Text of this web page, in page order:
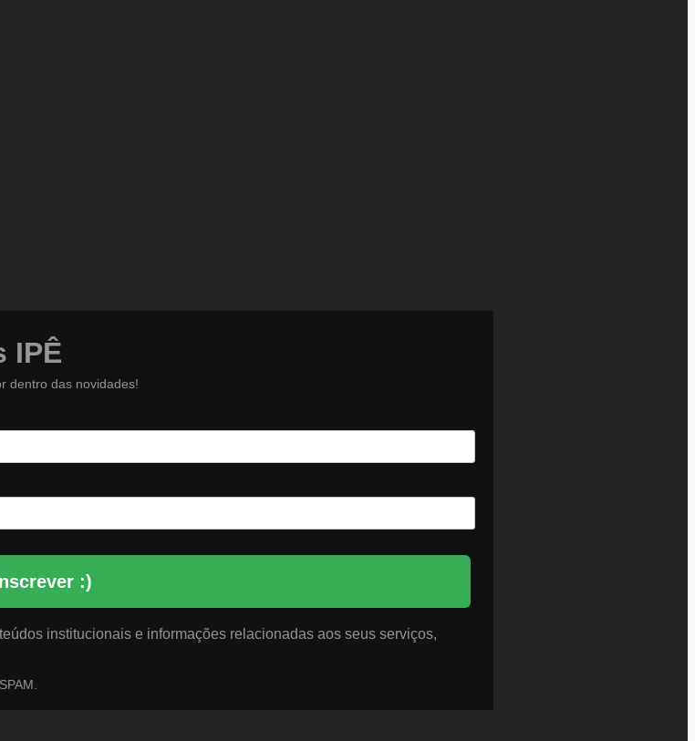
IPÊ
dentro das novidades!
:)
institucionais e informações relacionadas aos seus serviços,